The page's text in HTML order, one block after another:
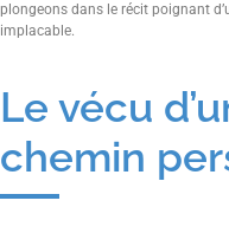
plongeons dans le récit poignant
implacable.
Le vécu
chemin